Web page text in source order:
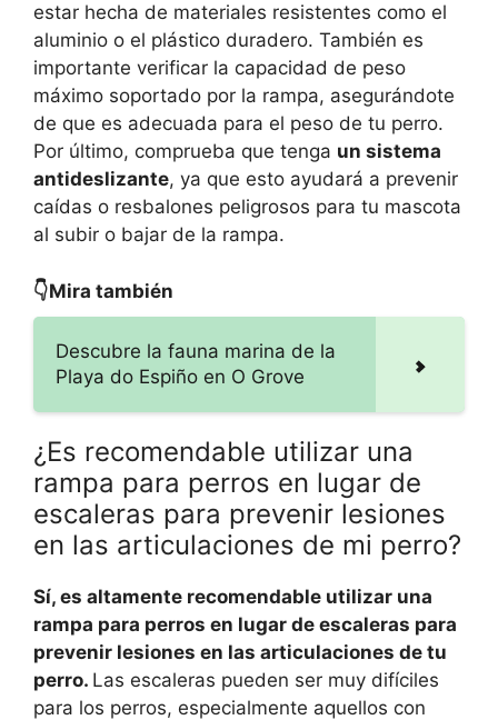
estar hecha de materiales resistentes como el
aluminio o el plástico duradero. También es
importante verificar la capacidad de peso
máximo soportado por la rampa, asegurándote
de que es adecuada para el peso de tu perro.
Por último, comprueba que tenga un sistema
antideslizante, ya que esto ayudará a prevenir
caídas o resbalones peligrosos para tu mascota
al subir o bajar de la rampa.
👇Mira también
Descubre la fauna marina de la
Playa do Espiño en O Grove
¿Es recomendable utilizar una
rampa para perros en lugar de
escaleras para prevenir lesiones
en las articulaciones de mi perro?
Sí, es altamente recomendable utilizar una
rampa para perros en lugar de escaleras para
prevenir lesiones en las articulaciones de tu
perro. Las escaleras pueden ser muy difíciles
para los perros, especialmente aquellos con